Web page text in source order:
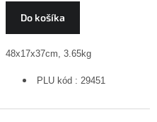
Do košíka
48x17x37cm, 3.65kg
PLU kód : 29451